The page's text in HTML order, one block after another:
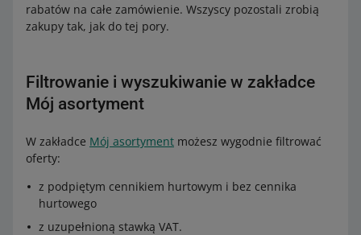
rabatów na całe zamówienie. Wszyscy pozostali zrobią
zakupy tak, jak do tej pory.
Filtrowanie i wyszukiwanie w zakładce
Mój asortyment
W zakładce Mój asortyment możesz wygodnie filtrować
oferty:
z podpiętym cennikiem hurtowym i bez cennika
hurtowego
z uzupełnioną stawką VAT.